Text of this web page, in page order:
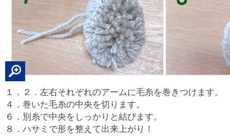
１．２．左右それぞれのアームに毛糸を巻きつけます。
４．巻いた毛糸の中央を切ります。
６．別糸で中央をしっかりと結びます。
８．ハサミで形を整えて出来上がり！